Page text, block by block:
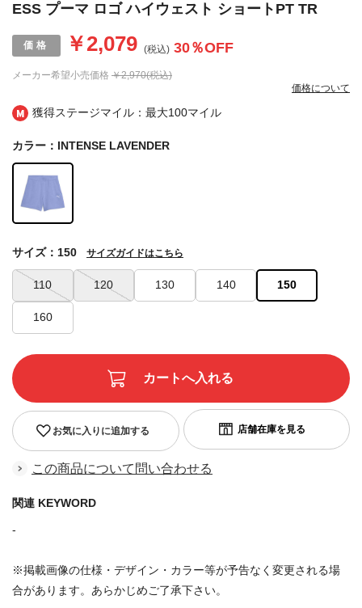
獲得ステージマイル：最大100マイル
ESS プーマ ロゴ ハイウェスト ショートPT TR
メーカー希望小売価格 ￥2,970(税込)
￥2,079 (税込) 30％OFF
価格について
カラー：INTENSE LAVENDER
110 120 130 140 150
160
サイズ：150 サイズガイドはこちら
お気に入りに追加する
この商品について問い合わせる
関連 KEYWORD
-
※掲載画像の仕様・デザイン・カラー等が予告なく変更される場
合があります。あらかじめご了承下さい。